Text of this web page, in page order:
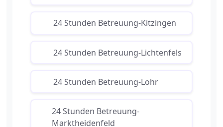
24 Stunden Betreuung-Kitzingen
24 Stunden Betreuung-Lichtenfels
24 Stunden Betreuung-Lohr
24 Stunden Betreuung-
Marktheidenfeld